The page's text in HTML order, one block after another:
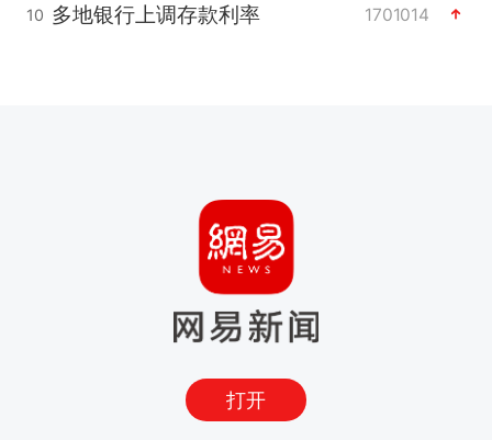
10 多地银行上调存款利率 1701014
打开